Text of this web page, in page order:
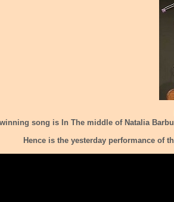
song is In The middle of Natalia Barbu